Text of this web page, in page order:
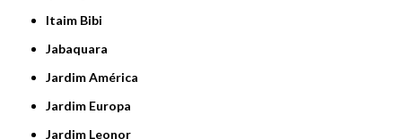
Itaim Bibi
Jabaquara
Jardim América
Jardim Europa
Jardim Leonor